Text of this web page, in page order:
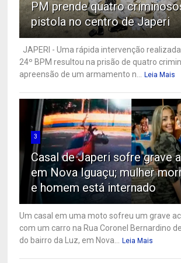
PM prende quatro
pistola no centro de Japeri
JAPERI - Uma rápida intervenção
24º BPM resultou na prisão de quatro
apreensão de um armamento n...
Leia Mais
3
Casal de Japeri sofre grave
em Nova Iguaçu; mulher
e homem está internado
Um casal em uma moto sofreu um grave
com um carro na Rua Coronel Bernardino
do bairro da Luz, em Nova...
Leia Mais